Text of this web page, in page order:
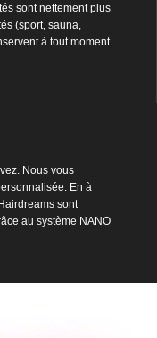
sont nettement plus
(sport, sauna,
à tout moment
Nous vous
En à
sont
au système NANO